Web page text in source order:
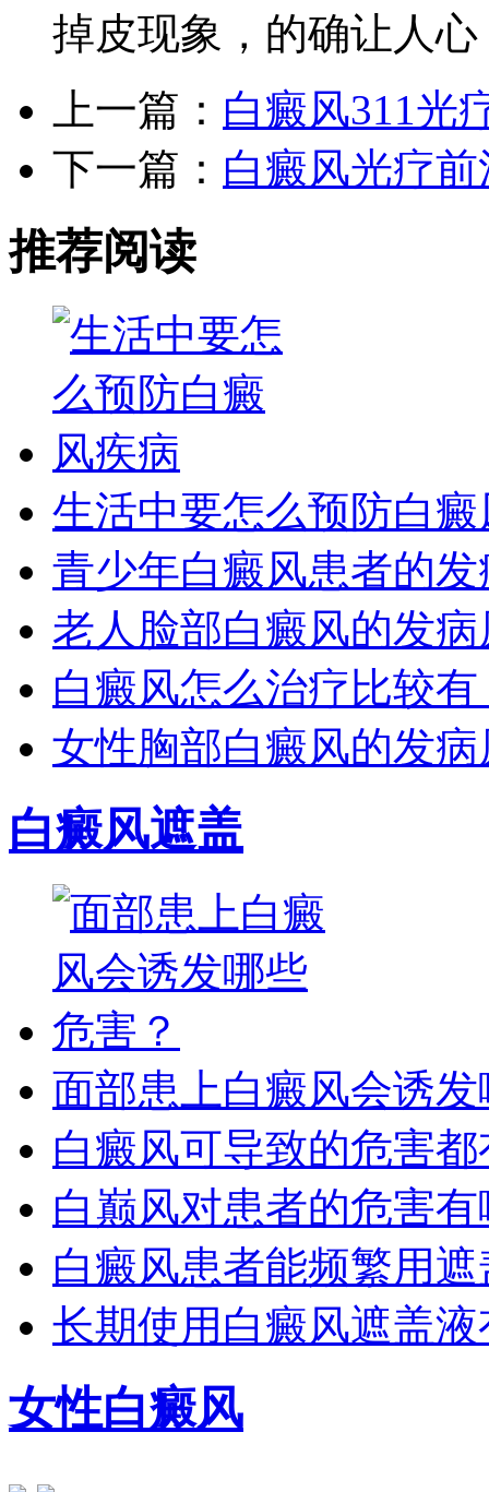
掉皮现象，的确让人心
上一篇： 白癜风311光
下一篇： 白癜风光疗
推荐阅读
生活中要怎么预防白
青少年白癜风患者的
老人脸部白癜风的发
白癜风怎么治疗比较有
女性胸部白癜风的发
白癜风遮盖
面部患上白癜风会诱
白癜风可导致的危害
白巅风对患者的危害
白癜风患者能频繁用
长期使用白癜风遮盖
女性白癜风